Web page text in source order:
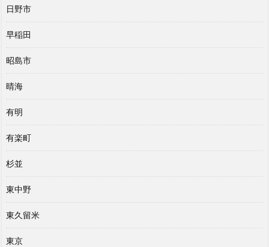
日野市
早稲田
昭島市
晴海
有明
有楽町
杉並
東中野
東久留米
東京